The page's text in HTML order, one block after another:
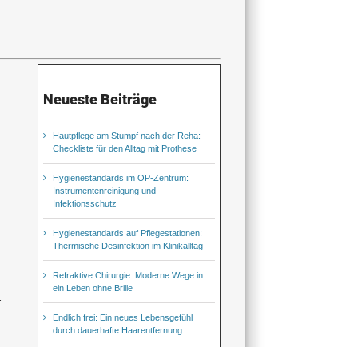
Neueste Beiträge
Hautpflege am Stumpf nach der Reha:
Checkliste für den Alltag mit Prothese
Hygienestandards im OP-Zentrum:
Instrumentenreinigung und
Infektionsschutz
Hygienestandards auf Pflegestationen:
Thermische Desinfektion im Klinikalltag
Refraktive Chirurgie: Moderne Wege in
ein Leben ohne Brille
Endlich frei: Ein neues Lebensgefühl
durch dauerhafte Haarentfernung